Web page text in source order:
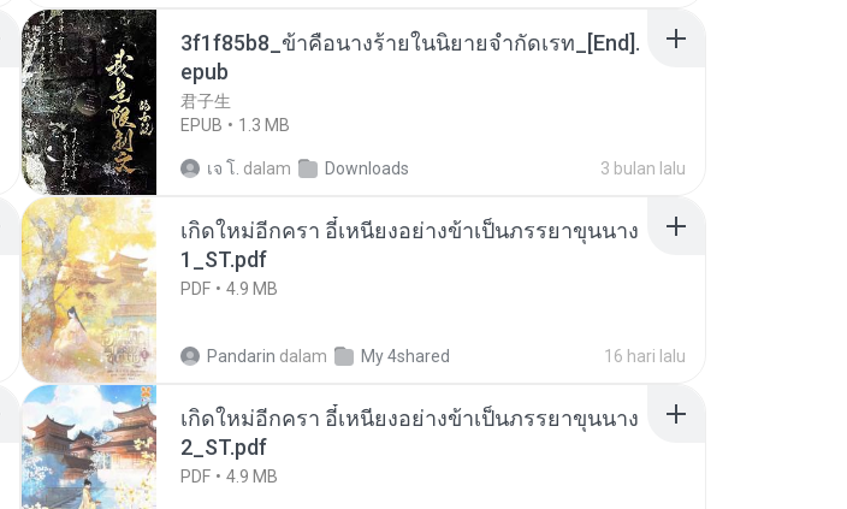
3f1f85b8_ข้าคือนางร้ายในนิยายจำกัดเรท_[End].
epub
君子生
EPUB
1.3 MB
เจ โ. dalam Downloads 3 bulan lalu
เกิดใหม่อีกครา อี๋เหนียงอย่างข้าเป็นภรรยาขุนนาง
1_ST.pdf
PDF 4.9 MB
Pandarin dalam My 4shared 16 hari lalu
เกิดใหม่อีกครา อี๋เหนียงอย่างข้าเป็นภรรยาขุนนาง
2_ST.pdf
PDF 4.9 MB